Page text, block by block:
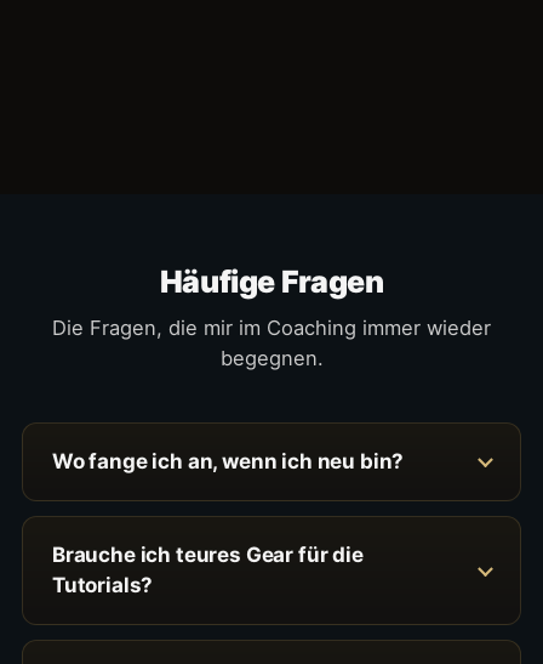
Häufige Fragen
Die Fragen, die mir im Coaching immer wieder
begegnen.
Wo fange ich an, wenn ich neu bin?
Brauche ich teures Gear für die
Tutorials?